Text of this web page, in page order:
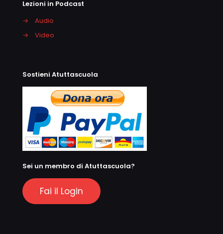
Lezioni in Podcast
→
Audio
→
Video
Sostieni Atuttascuola
Sei un membro di Atuttascuola?
Fai il Login